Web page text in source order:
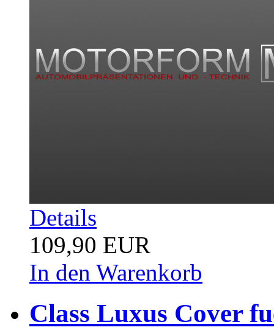
Details
109,90 EUR
In den Warenkorb
Class Luxus Cover